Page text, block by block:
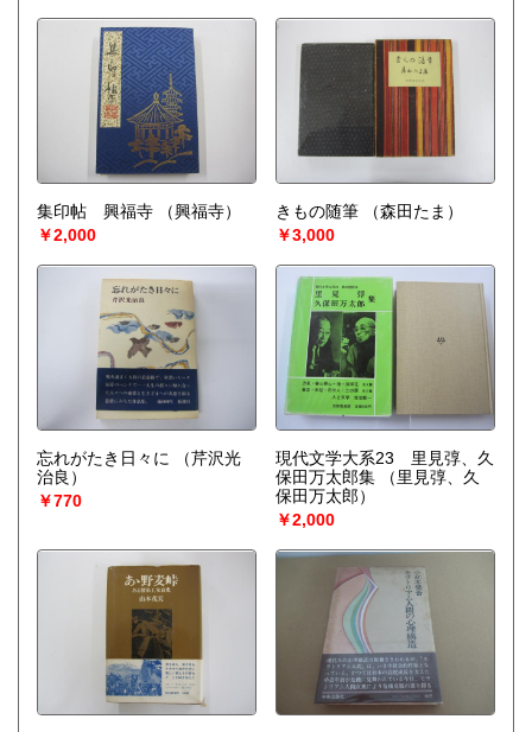
集印帖 興福寺
（興福寺）
￥2,000
きもの随筆
（森田たま）
￥3,000
忘れがたき日々に
（芹沢光
治良）
￥770
現代文学大系23 里見弴、久
保田万太郎集
（里見弴、久
保田万太郎）
￥2,000